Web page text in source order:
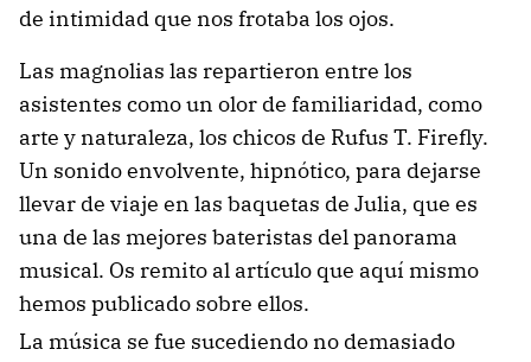
de intimidad que nos frotaba los ojos.
Las magnolias las repartieron entre los
asistentes como un olor de familiaridad, como
arte y naturaleza, los chicos de Rufus T. Firefly.
Un sonido envolvente, hipnótico, para dejarse
llevar de viaje en las baquetas de Julia, que es
una de las mejores bateristas del panorama
musical. Os remito al artículo que aquí mismo
hemos publicado sobre ellos.
La música se fue sucediendo no demasiado